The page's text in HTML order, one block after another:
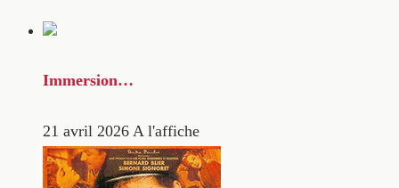
Immersion…
21 avril 2026 A l'affiche